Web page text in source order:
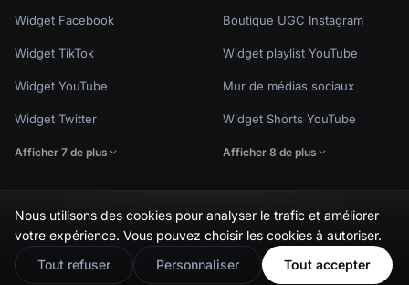
Widget Facebook
Widget TikTok
Widget YouTube
Widget Twitter
Afficher 7 de plus
Boutique UGC Instagram
Widget playlist YouTube
Mur de médias sociaux
Widget Shorts YouTube
Afficher 8 de plus
© EmbedSocial 2026. Tous droits réservés.
Politique de confidentialitéConditions d'utilisationParamètres des cookies
Nous utilisons des cookies pour analyser le trafic et améliorer
votre expérience. Vous pouvez choisir les cookies à autoriser.
Tout refuser
Personnaliser Tout accepter
🇬🇧Would you prefer this site in English?
View in English